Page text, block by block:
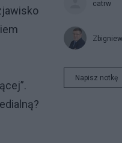
catrw
Napisz notkę